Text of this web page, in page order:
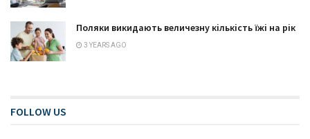
Поляки викидають величезну кількість їжі на рік
3 YEARS AGO
FOLLOW US